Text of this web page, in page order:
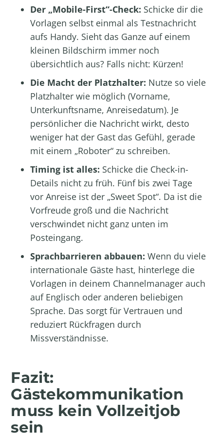
Der „Mobile-First“-Check: Schicke dir die
Vorlagen selbst einmal als Testnachricht
aufs Handy. Sieht das Ganze auf einem
kleinen Bildschirm immer noch
übersichtlich aus? Falls nicht: Kürzen!
Die Macht der Platzhalter: Nutze so viele
Platzhalter wie möglich (Vorname,
Unterkunftsname, Anreisedatum). Je
persönlicher die Nachricht wirkt, desto
weniger hat der Gast das Gefühl, gerade
mit einem „Roboter“ zu schreiben.
Timing ist alles: Schicke die Check-in-
Details nicht zu früh. Fünf bis zwei Tage
vor Anreise ist der „Sweet Spot“. Da ist die
Vorfreude groß und die Nachricht
verschwindet nicht ganz unten im
Posteingang.
Sprachbarrieren abbauen: Wenn du viele
internationale Gäste hast, hinterlege die
Vorlagen in deinem Channelmanager auch
auf Englisch oder anderen beliebigen
Sprache. Das sorgt für Vertrauen und
reduziert Rückfragen durch
Missverständnisse.
Fazit:
Gästekommunikation
muss kein Vollzeitjob
sein